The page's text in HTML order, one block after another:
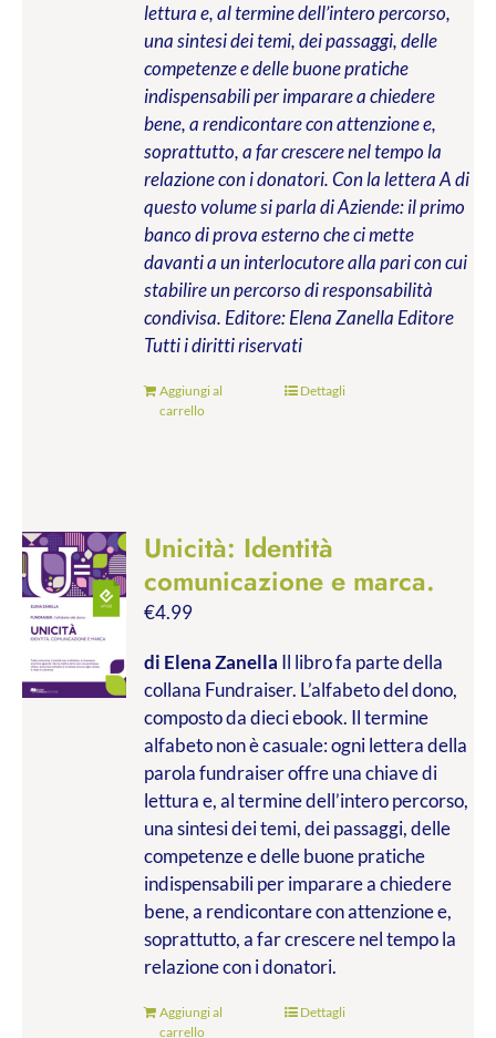
lettura e, al termine dell’intero percorso,
una sintesi dei temi, dei passaggi, delle
competenze e delle buone pratiche
indispensabili per imparare a chiedere
bene, a rendicontare con attenzione e,
soprattutto, a far crescere nel tempo la
relazione con i donatori. Con la lettera A di
questo volume si parla di Aziende: il primo
banco di prova esterno che ci mette
davanti a un interlocutore alla pari con cui
stabilire un percorso di responsabilità
condivisa. Editore: Elena Zanella Editore
Tutti i diritti riservati
Aggiungi al
carrello
Dettagli
Unicità: Identità
comunicazione e marca.
€4.99
di Elena Zanella Il libro fa parte della
collana Fundraiser. L’alfabeto del dono,
composto da dieci ebook. Il termine
alfabeto non è casuale: ogni lettera della
parola fundraiser offre una chiave di
lettura e, al termine dell’intero percorso,
una sintesi dei temi, dei passaggi, delle
competenze e delle buone pratiche
indispensabili per imparare a chiedere
bene, a rendicontare con attenzione e,
soprattutto, a far crescere nel tempo la
relazione con i donatori.
Aggiungi al
carrello
Dettagli